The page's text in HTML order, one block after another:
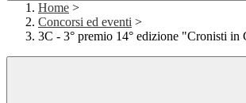
Home >
Concorsi ed eventi >
3C - 3° premio 14° edizione "Cronisti in